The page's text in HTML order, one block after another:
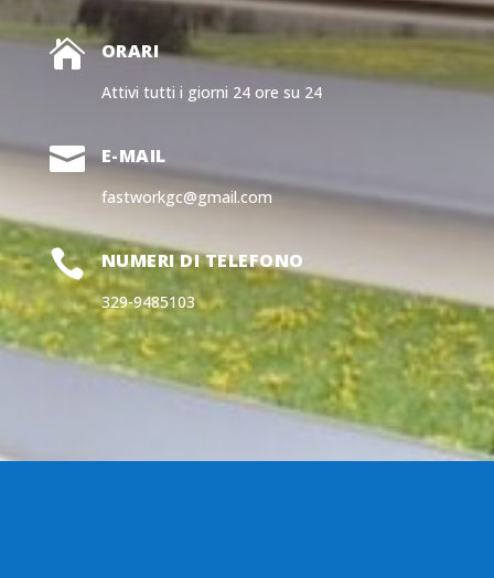
 ORARI
Attivi tutti i giorni 24 ore su 24
 E-MAIL
fastworkgc@gmail.com
 NUMERI DI TELEFONO
329-9485103